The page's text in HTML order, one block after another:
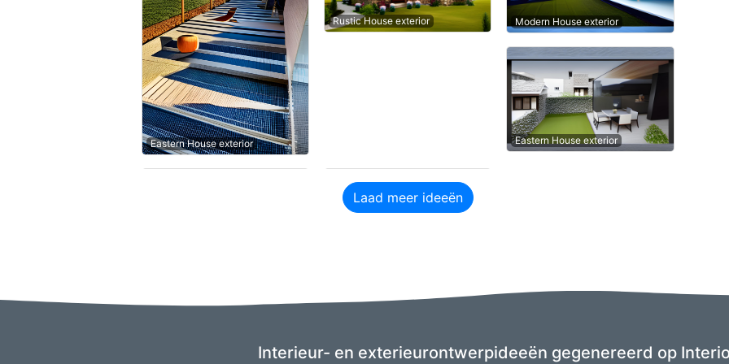
Eastern House exterior
Rustic House exterior Modern House exterior
Eastern House exterior
Laad meer ideeën
Interieur- en exterieurontwerpideeën gegenereerd op